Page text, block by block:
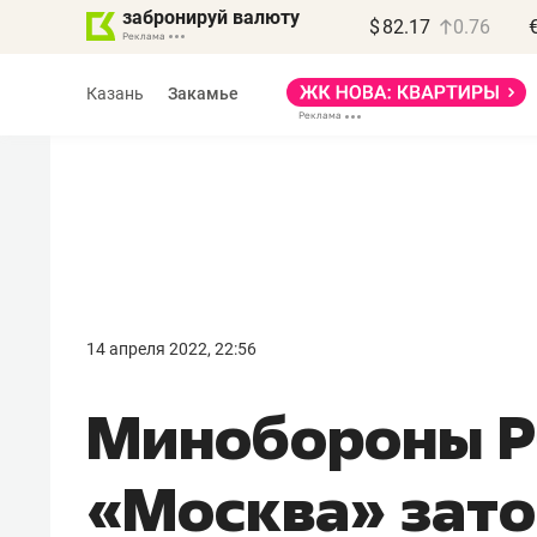
забронируй валюту $ 82.17 0.76
Казань Закамье
14 апреля 2022, 22:56
Минобороны
«Москва»
правил, бизнес может
потерять минимум